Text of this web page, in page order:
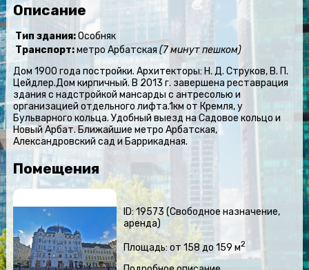
Описание
Тип здания:Особняк
Транспорт:метро Арбатская (7 минут пешком)
Дом 1900 года постройки. Архитекторы: Н. Д. Струков, В. П.
Цейдлер.Дом кирпичный. В 2013 г. завершена реставрация
здания с надстройкой мансарды с антресолью и
организацией отдельного лифта.1км от Кремля, у
Бульварного кольца. Удобный выезд на Садовое кольцо и
Новый Арбат. Ближайшие метро Арбатская,
Александровский сад и Баррикадная.
Помещения
ID: 19573 (Свободное назначение,
аренда)
Площадь: от 158 до 159 м2